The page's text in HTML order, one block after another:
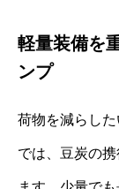
軽量装備を
ンプ
荷物を減らし
では、豆炭の